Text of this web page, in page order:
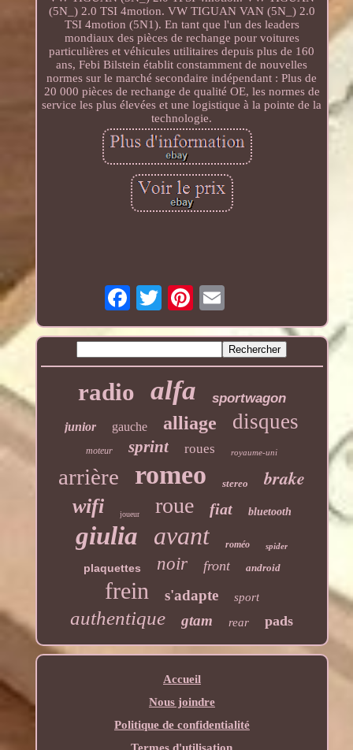
(5N_) 2.0 TSI 4motion. VW TIGUAN VAN (5N_) 2.0
TSI 4motion (5N1). En tant que l'un des leaders
mondiaux des pièces de rechange pour voitures
particulières et véhicules utilitaires depuis plus de 160
ans, Febi Bilstein établit constamment de nouvelles
normes sur le marché secondaire indépendant : Plus de
20 000 pièces de rechange de qualité OE, les normes de
service les plus élevées et une logistique à la pointe de la
technologie.
radio alfa sportwagon
junior gauche alliage disques
moteur sprint roues royaume-uni
arrière romeo stereo brake
wifi joueur roue fiat bluetooth
giulia avant roméo spider
plaquettes noir front android
frein s'adapte sport
authentique gtam rear pads
Accueil
Nous joindre
Politique de confidentialité
Termes d'utilisation